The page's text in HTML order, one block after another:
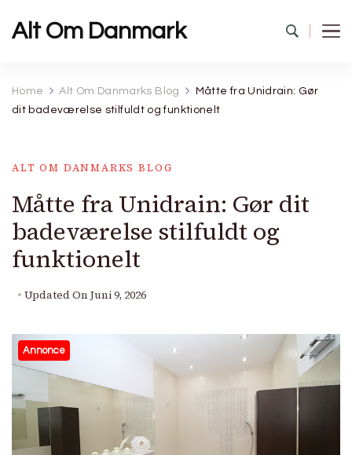
Alt Om Danmark
Home Alt Om Danmarks Blog
Måtte fra Unidrain: Gør
dit badeværelse stilfuldt og funktionelt
ALT OM DANMARKS BLOG
Måtte fra Unidrain: Gør dit
badeværelse stilfuldt og
funktionelt
Updated On Juni 9, 2026
Annonce